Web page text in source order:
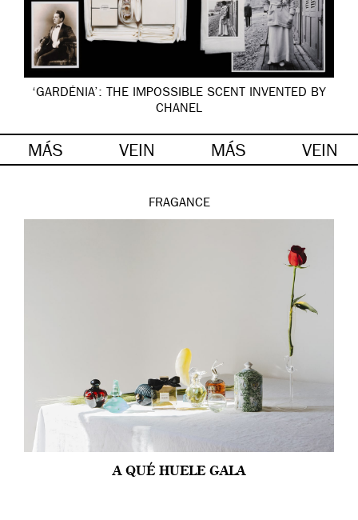
‘GARDÉNIA’: THE IMPOSSIBLE SCENT INVENTED BY
CHANEL
MÁS VEIN MÁS VEIN
FRAGANCE
A QUÉ HUELE GALA